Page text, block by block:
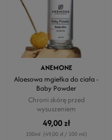
ANEMONE
Aloesowa mgiełka do ciała -
Baby Powder
Chroni skórę przed
wysuszeniem
49,00 zł
100ml (49,00 zł / 100 ml)